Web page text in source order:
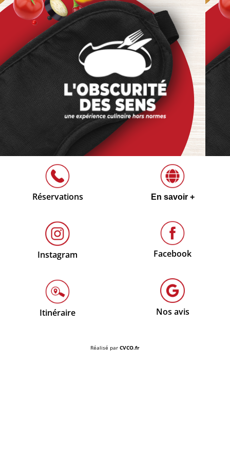
Réservations
Instagram
Itinéraire
En savoir +
Facebook
Nos avis
Réalisé par CVCO.fr